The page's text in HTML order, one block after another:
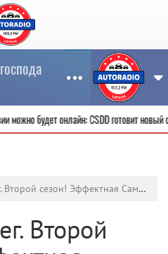
можно будет онлайн: CSDD готовит
сезон! Эффектная Саманта Тина.
Второй